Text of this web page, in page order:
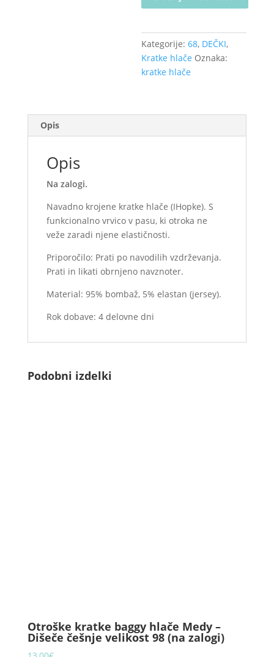
hlače
Baby
dino
na
smetani,
(na
Kategorije:68, DEČKI,
Kratke hlače Oznaka:
kratke hlače
Opis
Opis
Na zalogi.
Navadno krojene kratke hlače (IHopke). S
funkcionalno vrvico v pasu, ki otroka ne
veže zaradi njene elastičnosti.
Priporočilo: Prati po navodilih vzdrževanja.
Prati in likati obrnjeno navznoter.
Material: 95% bombaž, 5% elastan (jersey).
Rok dobave: 4 delovne dni
Podobni izdelki
Otroške kratke baggy hlače Medy –
Dišeče češnje velikost 98 (na zalogi)